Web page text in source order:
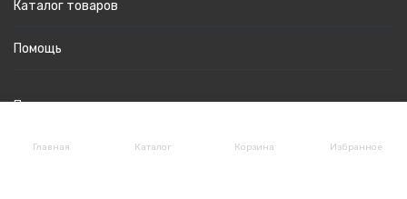
Главная Каталог Корзина Избранное
Каталог товаров
Помощь
Политика персональных данных